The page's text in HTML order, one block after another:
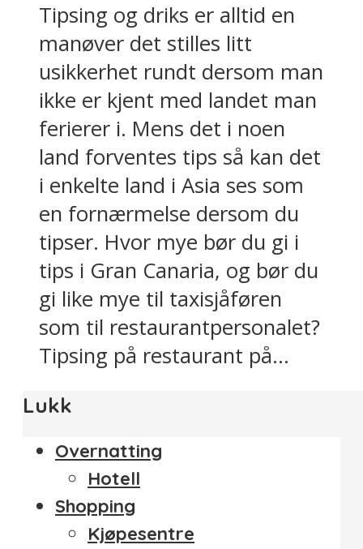
Tipsing og driks er alltid en
manøver det stilles litt
usikkerhet rundt dersom man
ikke er kjent med landet man
ferierer i. Mens det i noen
land forventes tips så kan det
i enkelte land i Asia ses som
en fornærmelse dersom du
tipser. Hvor mye bør du gi i
tips i Gran Canaria, og bør du
gi like mye til taxisjåføren
som til restaurantpersonalet?
Tipsing på restaurant på...
Lukk
Overnatting
Hotell
Shopping
Kjøpesentre